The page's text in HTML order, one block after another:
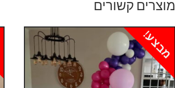
מוצרים קשורים
מבצע!